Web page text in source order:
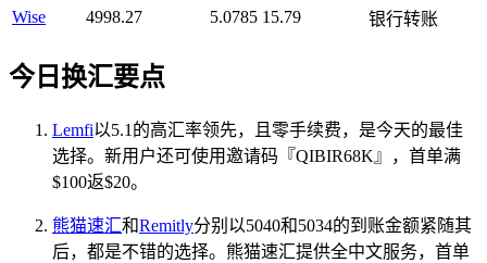
Wise
4998.27 5.0785 15.79 银行转账
今日换汇要点
Lemfi以5.1的高汇率领先，且零手续费，是今天的最佳
选择。新用户还可使用邀请码『QIBIR68K』，首单满
$100返$20。
熊猫速汇和Remitly分别以5040和5034的到账金额紧随其
后，都是不错的选择。熊猫速汇提供全中文服务，首单